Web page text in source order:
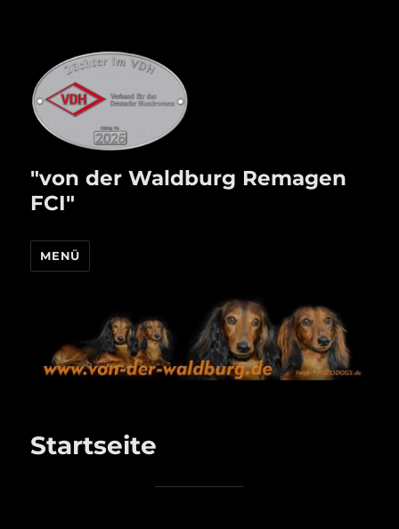
"von der Waldburg Remagen
FCI"
MENÜ
Startseite